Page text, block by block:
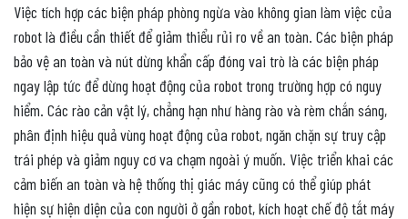
Việc tích hợp các biện pháp phòng ngừa vào không gian làm việc của
robot là điều cần thiết để giảm thiểu rủi ro về an toàn. Các biện pháp
bảo vệ an toàn và nút dừng khẩn cấp đóng vai trò là các biện pháp
ngay lập tức để dừng hoạt động của robot trong trường hợp có nguy
hiểm. Các rào cản vật lý, chẳng hạn như hàng rào và rèm chắn sáng,
phân định hiệu quả vùng hoạt động của robot, ngăn chặn sự truy cập
trái phép và giảm nguy cơ va chạm ngoài ý muốn. Việc triển khai các
cảm biến an toàn và hệ thống thị giác máy cũng có thể giúp phát
hiện sự hiện diện của con người ở gần robot, kích hoạt chế độ tắt máy